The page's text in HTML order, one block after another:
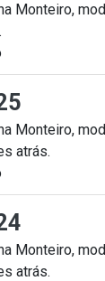
Monteiro,
Monteiro,
atrás.
Monteiro,
atrás.